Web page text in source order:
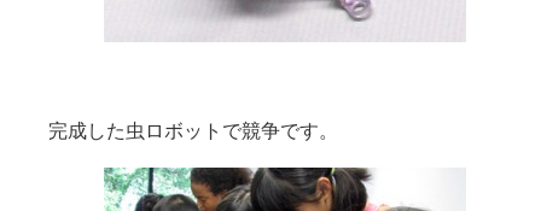
完成した虫ロボットで競争です。